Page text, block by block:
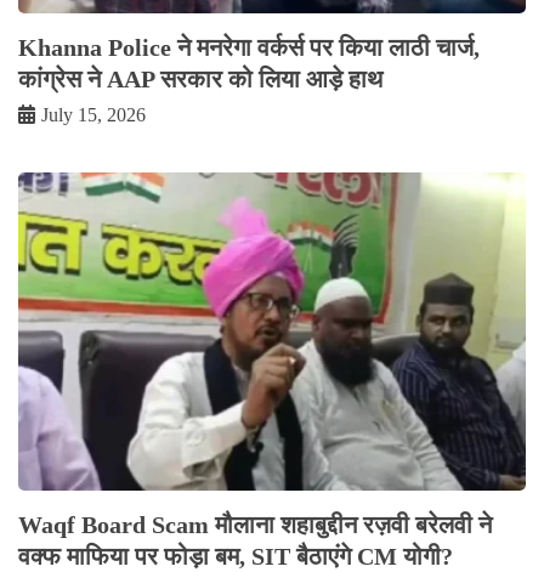
Khanna Police ने मनरेगा वर्कर्स पर किया लाठी चार्ज,
कांग्रेस ने AAP सरकार को लिया आड़े हाथ
July 15, 2026
Waqf Board Scam मौलाना शहाबुद्दीन रज़वी बरेलवी ने
वक्फ माफिया पर फोड़ा बम, SIT बैठाएंगे CM योगी?